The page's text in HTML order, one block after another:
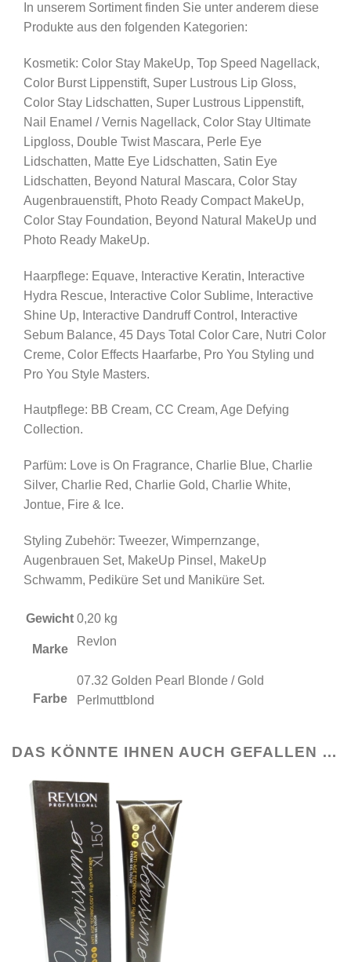
In unserem Sortiment finden Sie unter anderem diese
Produkte aus den folgenden Kategorien:
Kosmetik: Color Stay MakeUp, Top Speed Nagellack,
Color Burst Lippenstift, Super Lustrous Lip Gloss,
Color Stay Lidschatten, Super Lustrous Lippenstift,
Nail Enamel / Vernis Nagellack, Color Stay Ultimate
Lipgloss, Double Twist Mascara, Perle Eye
Lidschatten, Matte Eye Lidschatten, Satin Eye
Lidschatten, Beyond Natural Mascara, Color Stay
Augenbrauenstift, Photo Ready Compact MakeUp,
Color Stay Foundation, Beyond Natural MakeUp und
Photo Ready MakeUp.
Haarpflege: Equave, Interactive Keratin, Interactive
Hydra Rescue, Interactive Color Sublime, Interactive
Shine Up, Interactive Dandruff Control, Interactive
Sebum Balance, 45 Days Total Color Care, Nutri Color
Creme, Color Effects Haarfarbe, Pro You Styling und
Pro You Style Masters.
Hautpflege: BB Cream, CC Cream, Age Defying
Collection.
Parfüm: Love is On Fragrance, Charlie Blue, Charlie
Silver, Charlie Red, Charlie Gold, Charlie White,
Jontue, Fire & Ice.
Styling Zubehör: Tweezer, Wimpernzange,
Augenbrauen Set, MakeUp Pinsel, MakeUp
Schwamm, Pediküre Set und Maniküre Set.
Gewicht 0,20 kg
Marke
Revlon
Farbe
07.32 Golden Pearl Blonde / Gold
Perlmuttblond
DAS KÖNNTE IHNEN AUCH GEFALLEN …